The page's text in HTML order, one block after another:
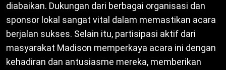
diabaikan. Dukungan dari berbagai organisasi dan
sponsor lokal sangat vital dalam memastikan acara
berjalan sukses. Selain itu, partisipasi aktif dari
masyarakat Madison memperkaya acara ini dengan
kehadiran dan antusiasme mereka, memberikan